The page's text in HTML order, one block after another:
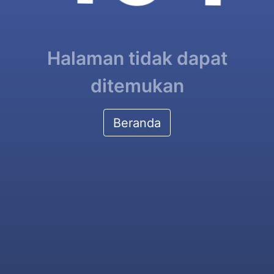
Halaman tidak dapat
ditemukan
Beranda